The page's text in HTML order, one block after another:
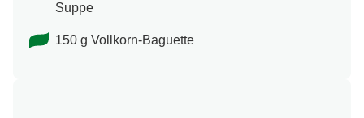
Suppe
150 g Vollkorn-Baguette